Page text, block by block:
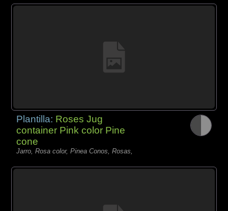
Plantilla: Roses Jug
container Pink color Pine
cone
Jarro, Rosa color, Pinea Conos, Rosas,